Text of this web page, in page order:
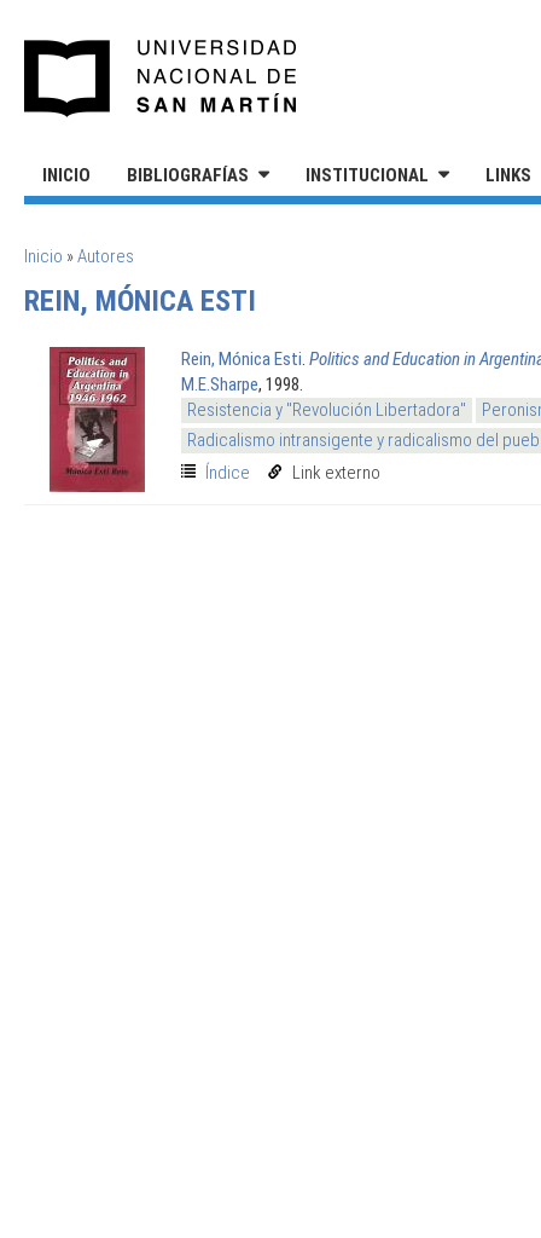
INICIO BIBLIOGRAFÍAS INSTITUCIONAL LINKS
SE ENCUENTRA USTED AQUÍ
Inicio »Autores
REIN, MÓNICA ESTI
Rein, Mónica Esti Politics and Education in
M.E.Sharpe, 1998.
Resistencia y "Revolución Libertadora"
Radicalismo intransigente y radicalismo del
Índice
Link externo